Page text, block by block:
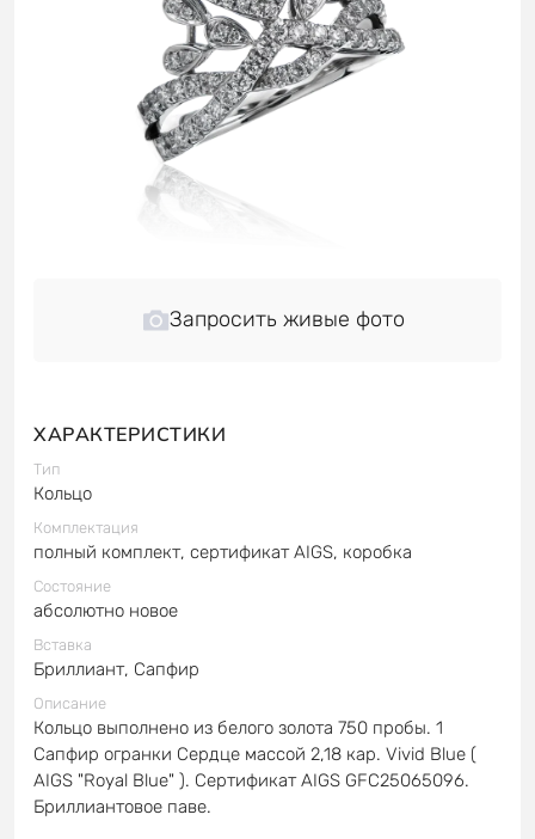
Запросить живые фото
ХАРАКТЕРИСТИКИ
Тип
Кольцо
Комплектация
полный комплект, сертификат AIGS, коробка
Состояние
абсолютно новое
Вставка
Бриллиант, Сапфир
Описание
Кольцо выполнено из белого золота 750 пробы. 1
Сапфир огранки Сердце массой 2,18 кар. Vivid Blue (
AIGS "Royal Blue" ). Сертификат AIGS GFC25065096.
Бриллиантовое паве.